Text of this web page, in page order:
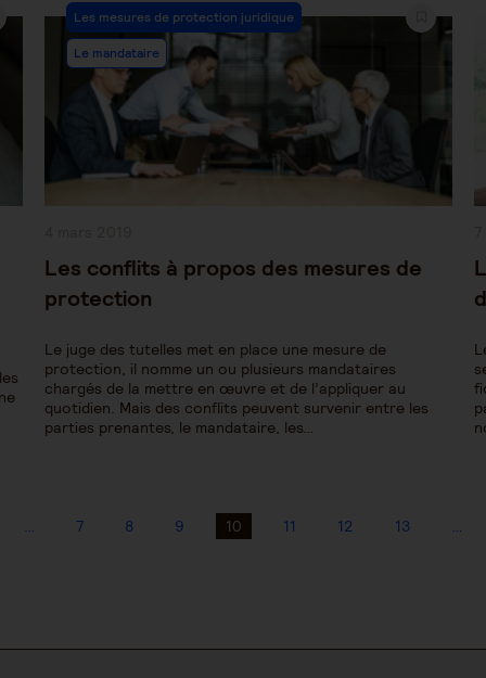
Post
Category:
Les mesures de protection juridique
Le mandataire
Les conflits à propos des mesures de
protection
Le juge des tutelles met en place une mesure de
protection, il nomme un ou plusieurs mandataires
chargés de la mettre en œuvre et de l’appliquer au
quotidien. Mais des conflits peuvent survenir entre les
parties prenantes, le mandataire, les…
… 7 8 9 10 11 12 13 …